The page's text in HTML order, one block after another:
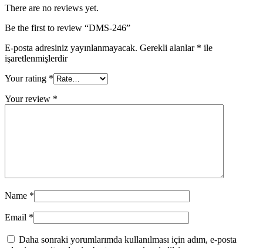
There are no reviews yet.
Be the first to review “DMS-246”
E-posta adresiniz yayınlanmayacak. Gerekli alanlar * ile
işaretlenmişlerdir
Your rating *
Your review *
Name *
Email *
Daha sonraki yorumlarımda kullanılması için adım, e-posta